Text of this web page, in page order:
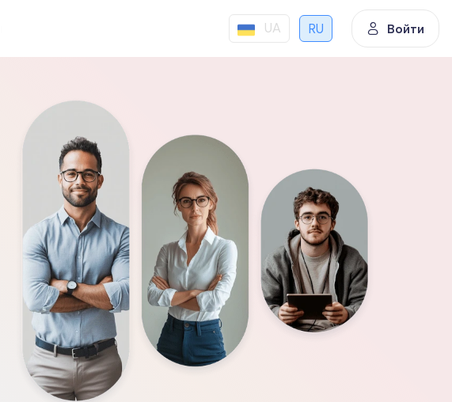
UA RU Войти